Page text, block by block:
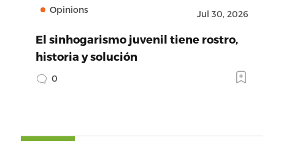
Opinions Jul 30, 2026
El sinhogarismo juvenil tiene rostro,
historia y solución
0